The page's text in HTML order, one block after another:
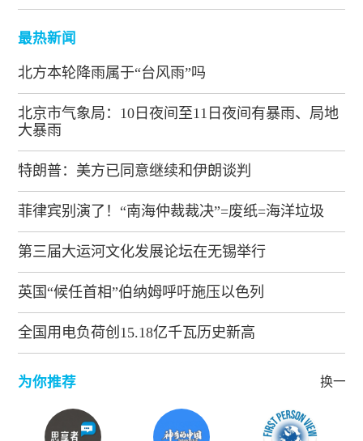
最热新闻
北方本轮降雨属于“台风雨”吗
北京市气象局：10日夜间至11日夜间有暴雨、局地
大暴雨
特朗普：美方已同意继续和伊朗谈判
菲律宾别演了！“南海仲裁裁决”=废纸=海洋垃圾
第三届大运河文化发展论坛在无锡举行
英国“候任首相”伯纳姆呼吁施压以色列
全国用电负荷创15.18亿千瓦历史新高
为你推荐 换一批